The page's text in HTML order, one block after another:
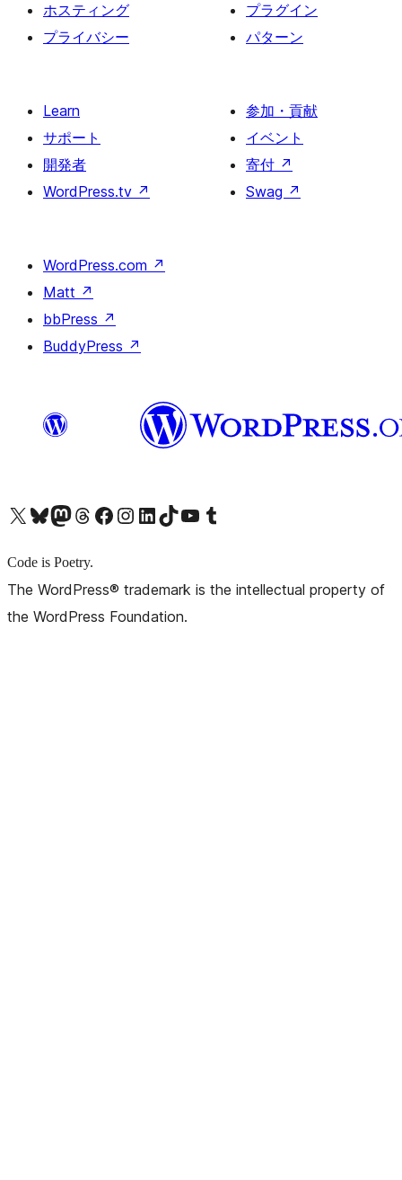
ホスティング
プライバシー
プラグイン
パターン
Learn
サポート
開発者
WordPress.tv ↗
参加・貢献
イベント
寄付 ↗
Swag ↗
WordPress.com ↗
Matt ↗
bbPress ↗
BuddyPress ↗
X (旧 Twitter) アカウントへBluesky アカウントへMastodon アカウントへThreads アカウントへ Facebook ページへInstagram アカウントへ LinkedIn アカウントへTikTok アカウントへYouTube チャンネルへ Tumblr アカウントへ
Code is Poetry.
The WordPress® trademark is the intellectual property of
the WordPress Foundation.